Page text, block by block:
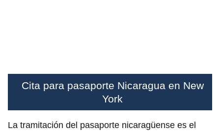
Cita para pasaporte Nicaragua en New
York
La tramitación del pasaporte nicaragüense es el